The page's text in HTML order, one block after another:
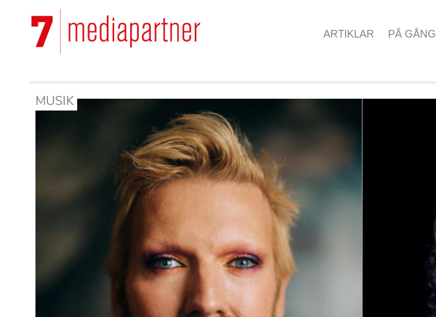
huvudinnehåll
ARTIKLAR PÅ GÅNG
MUSIK